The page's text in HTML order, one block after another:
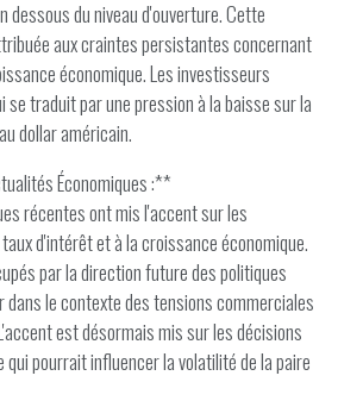
dessous du niveau d'ouverture. Cette
aux craintes persistantes concernant
économique. Les investisseurs
traduit par une pression à la baisse sur la
dollar américain.
Économiques :**
récentes ont mis l'accent sur les
d'intérêt et à la croissance économique.
par la direction future des politiques
le contexte des tensions commerciales
est désormais mis sur les décisions
pourrait influencer la volatilité de la paire